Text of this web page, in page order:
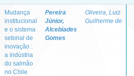
Mudança
institucional
e o sistema
setorial de
inovação :
a indústria
do salmão
no Chile
Pereira
Júnior,
Alcebíades
Gomes
Oliveira, Luiz
Guilherme de